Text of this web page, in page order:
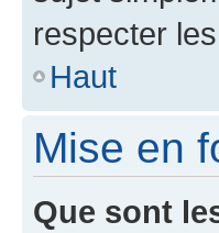
respecter
Haut
Mise en
Que sont